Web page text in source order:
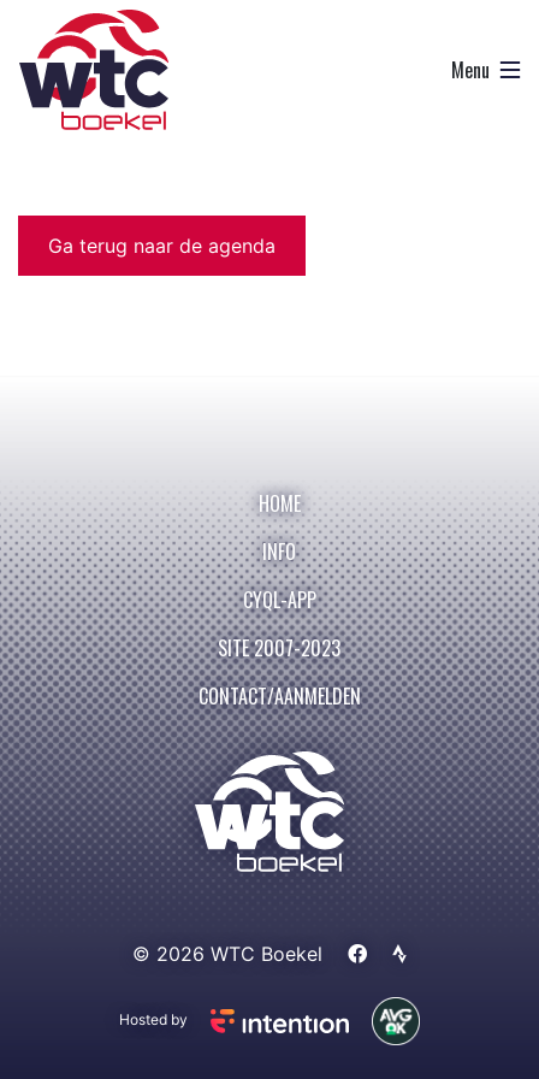
Ga terug naar de agenda
HOME
INFO
CYQL-APP
SITE 2007-2023
CONTACT/AANMELDEN
© 2026 WTC Boekel
Hosted by